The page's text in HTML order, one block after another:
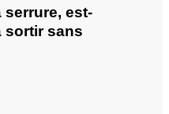
serrure, est-
sortir sans